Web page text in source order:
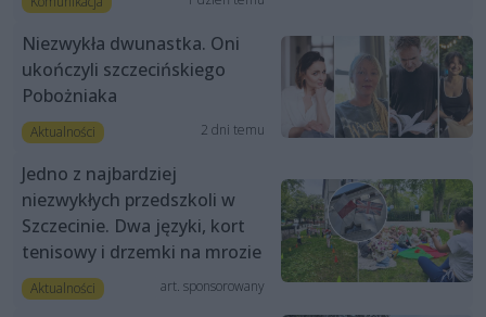
Niezwykła dwunastka. Oni
ukończyli szczecińskiego
Pobożniaka
Aktualności 2 dni temu
Jedno z najbardziej
niezwykłych przedszkoli w
Szczecinie. Dwa języki, kort
tenisowy i drzemki na mrozie
Aktualności art. sponsorowany